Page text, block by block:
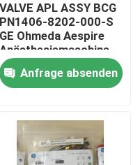
VALVE APL ASSY BCG
PN1406-8202-000-S
GE Ohmeda Aespire
Anästhesiemaschine
Aestiva Modell APL-
Ventil, ohne
Basisversion
Anfrage absenden